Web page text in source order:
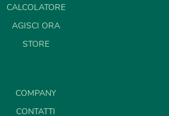
CALCOLATORE
AGISCI ORA
STORE
COMPANY
CONTATTI